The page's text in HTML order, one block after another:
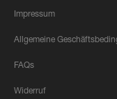
Impressum
Allgemeine
FAQs
Widerruf